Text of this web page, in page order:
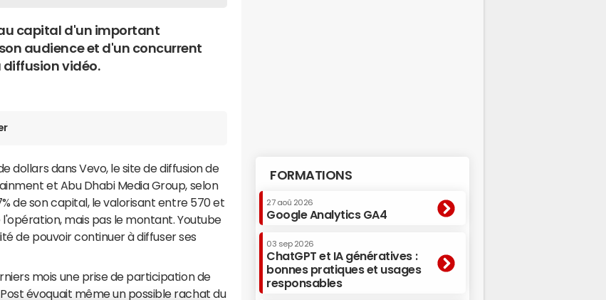
capital d'un important
audience et d'un concurrent
vidéo.
dollars dans Vevo, le site de diffusion de
et Abu Dhabi Media Group, selon
de son capital, le valorisant entre 570 et
mais pas le montant. Youtube
de pouvoir continuer à diffuser ses
mois une prise de participation de
Post évoquait même un possible rachat du
FORMATIONS
27 aoû 2026
Google Analytics GA4
03 sep 2026
ChatGPT et IA génératives :
bonnes pratiques et usages
responsables